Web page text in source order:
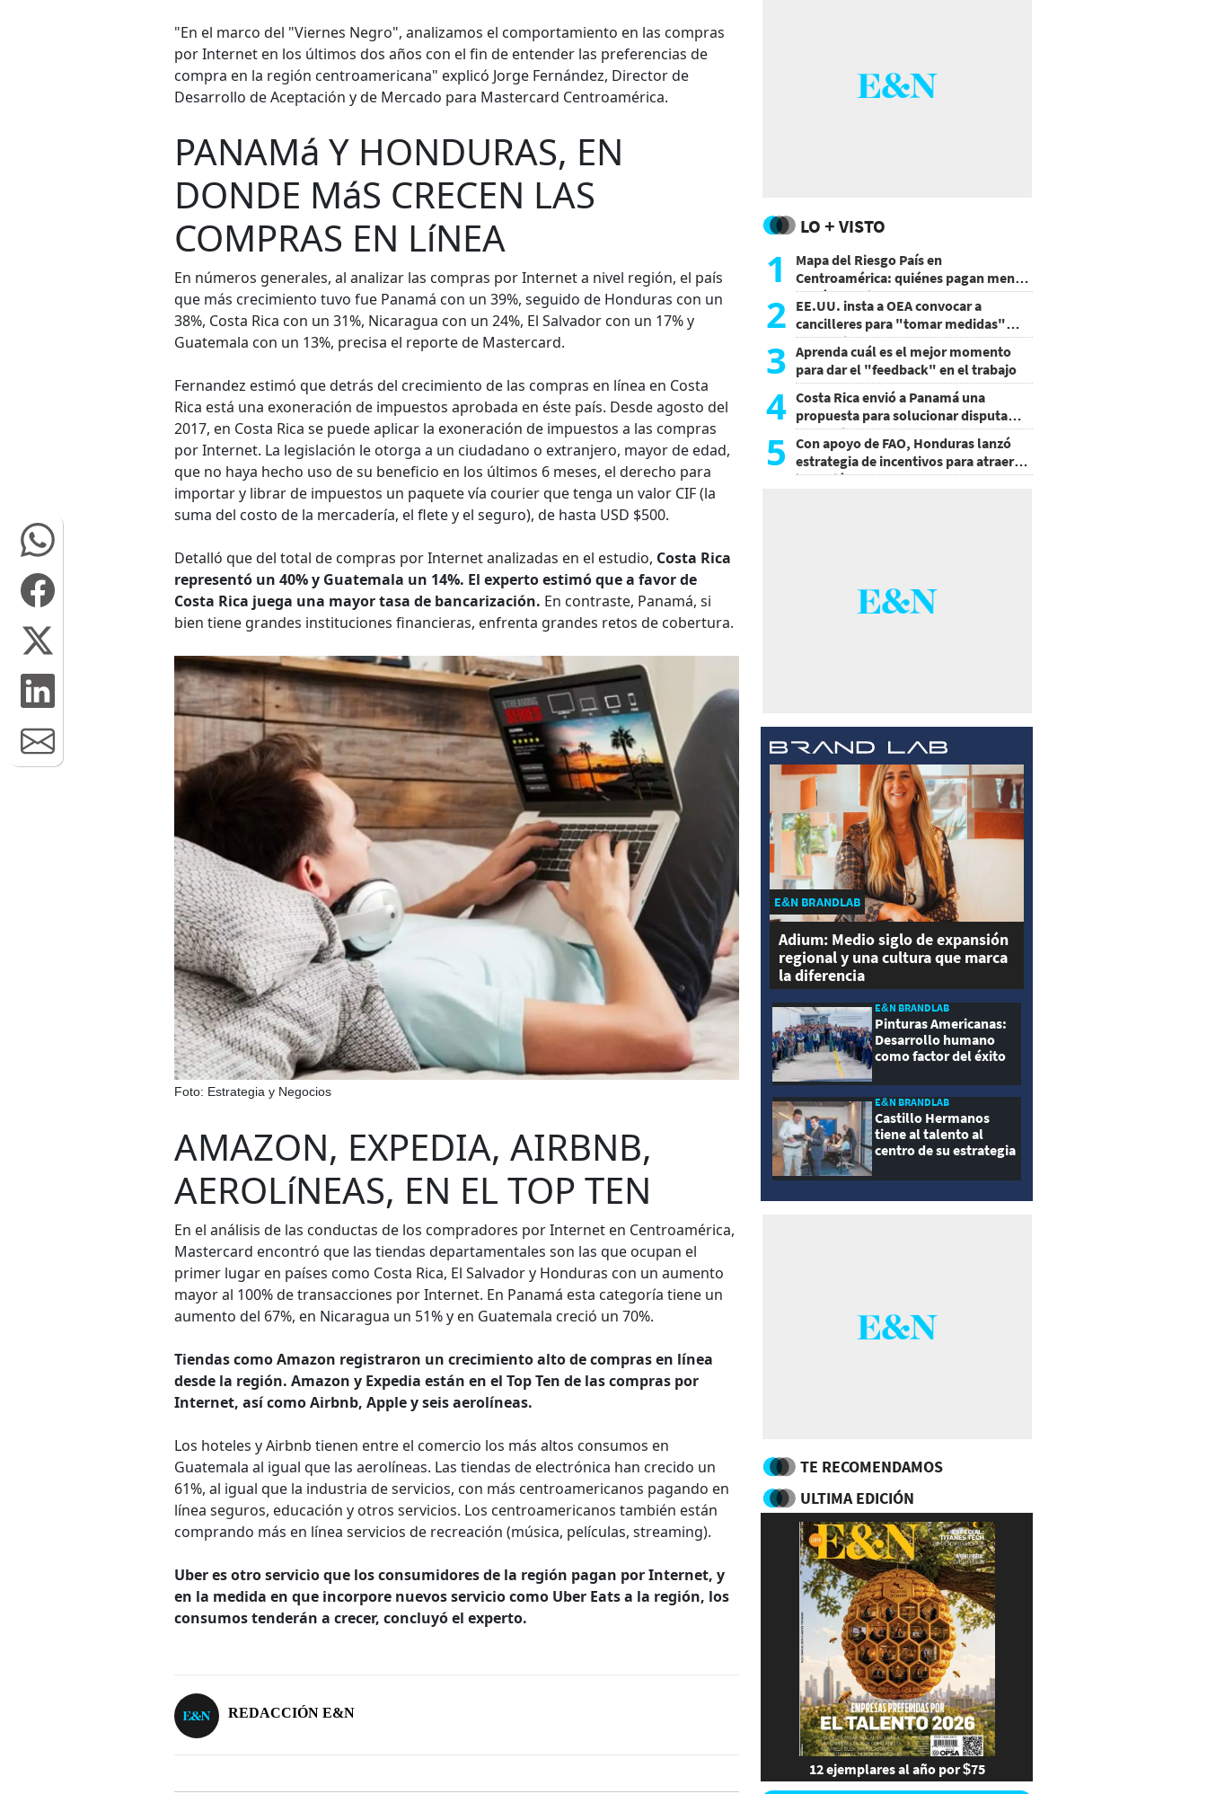
"En el marco del "Viernes Negro", analizamos el comportamiento en las compras
por Internet en los últimos dos años con el fin de entender las preferencias de
compra en la región centroamericana" explicó Jorge Fernández, Director de
Desarrollo de Aceptación y de Mercado para Mastercard Centroamérica.
PANAMá Y HONDURAS, EN
DONDE MáS CRECEN LAS
COMPRAS EN LíNEA
En números generales, al analizar las compras por Internet a nivel región, el país
que más crecimiento tuvo fue Panamá con un 39%, seguido de Honduras con un
38%, Costa Rica con un 31%, Nicaragua con un 24%, El Salvador con un 17% y
Guatemala con un 13%, precisa el reporte de Mastercard.
Fernandez estimó que detrás del crecimiento de las compras en línea en Costa
Rica está una exoneración de impuestos aprobada en éste país. Desde agosto del
2017, en Costa Rica se puede aplicar la exoneración de impuestos a las compras
por Internet. La legislación le otorga a un ciudadano o extranjero, mayor de edad,
que no haya hecho uso de su beneficio en los últimos 6 meses, el derecho para
importar y librar de impuestos un paquete vía courier que tenga un valor CIF (la
suma del costo de la mercadería, el flete y el seguro), de hasta USD $500.
Detalló que del total de compras por Internet analizadas en el estudio, Costa Rica
representó un 40% y Guatemala un 14%. El experto estimó que a favor de
Costa Rica juega una mayor tasa de bancarización. En contraste, Panamá, si
bien tiene grandes instituciones financieras, enfrenta grandes retos de cobertura.
Foto: Estrategia y Negocios
AMAZON, EXPEDIA, AIRBNB,
AEROLíNEAS, EN EL TOP TEN
En el análisis de las conductas de los compradores por Internet en Centroamérica,
Mastercard encontró que las tiendas departamentales son las que ocupan el
primer lugar en países como Costa Rica, El Salvador y Honduras con un aumento
mayor al 100% de transacciones por Internet. En Panamá esta categoría tiene un
aumento del 67%, en Nicaragua un 51% y en Guatemala creció un 70%.
Tiendas como Amazon registraron un crecimiento alto de compras en línea
desde la región. Amazon y Expedia están en el Top Ten de las compras por
Internet, así como Airbnb, Apple y seis aerolíneas.
Los hoteles y Airbnb tienen entre el comercio los más altos consumos en
Guatemala al igual que las aerolíneas. Las tiendas de electrónica han crecido un
61%, al igual que la industria de servicios, con más centroamericanos pagando en
línea seguros, educación y otros servicios. Los centroamericanos también están
comprando más en línea servicios de recreación (música, películas, streaming).
Uber es otro servicio que los consumidores de la región pagan por Internet, y
en la medida en que incorpore nuevos servicio como Uber Eats a la región, los
consumos tenderán a crecer, concluyó el experto.
REDACCIÓN E&N
LO + VISTO
1
Mapa del Riesgo País en
Centroamérica: quiénes pagan menos
y cuáles mejoraron
2 EE.UU. insta a OEA convocar a
cancilleres para "tomar medidas"
sobre Nicaragua
3 Aprenda cuál es el mejor momento
para dar el "feedback" en el trabajo
4 Costa Rica envió a Panamá una
propuesta para solucionar disputa
comercial
5
Con apoyo de FAO, Honduras lanzó
estrategia de incentivos para atraer
inversión al agro
E&N BRANDLAB
Adium: Medio siglo de expansión
regional y una cultura que marca
la diferencia
E&N BRANDLAB
Pinturas Americanas:
Desarrollo humano
como factor del éxito
E&N BRANDLAB
Castillo Hermanos
tiene al talento al
centro de su estrategia
TE RECOMENDAMOS
ULTIMA EDICIÓN
12 ejemplares al año por $75